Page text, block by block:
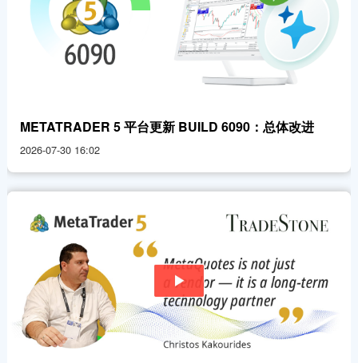
METATRADER 5 平台更新 BUILD 6090：总体改进
2026-07-30 16:02